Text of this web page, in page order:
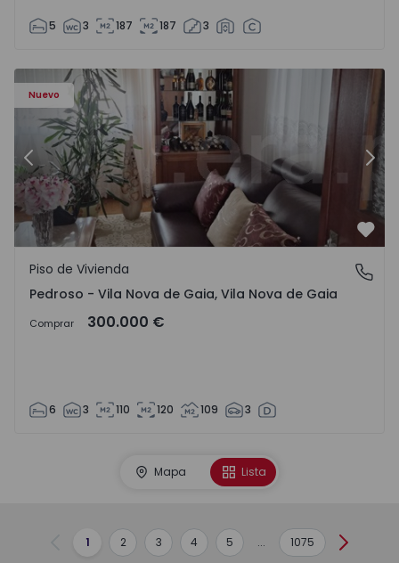
5 3 187 187 3
Nuevo
- 1575635 - 12
Piso de Vivienda T6 Vila Nova de Gaia, Pedroso e
Anterior
Pedroso - Vila Nova de Gaia, Vila Nova de Gaia
Piso de Vivienda
Pedroso - Vila Nova de Gaia, Vila Nova de Gaia
Comprar 300.000 €
6 3 110 120 109 3
Mapa Lista
Anterior
1 2 3 4 5 ... 1075